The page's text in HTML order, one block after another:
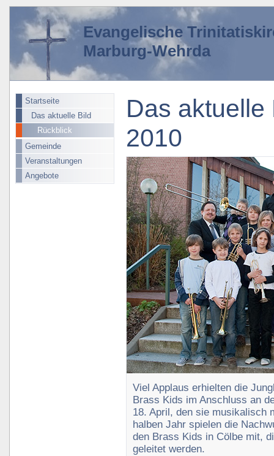
Evangelische
Marburg-Wehrda
Startseite
Das aktuelle Bild
Rückblick
Gemeinde
Veranstaltungen
Angebote
Das aktuelle
2010
Viel Applaus erhielten die
Brass Kids im Anschluss an
18. April, den sie musikalisch
halben Jahr spielen die
den Brass Kids in Cölbe mit,
geleitet werden.